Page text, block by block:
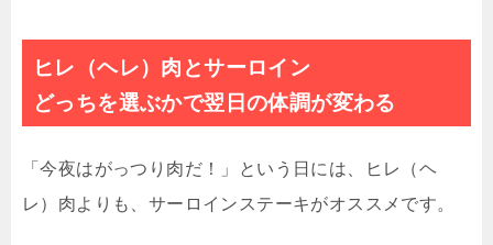
ヒレ（ヘレ）肉とサーロイン
どっちを選ぶかで翌日の体調が変わる
「今夜はがっつり肉だ！」という日には、ヒレ（ヘ
レ）肉よりも、サーロインステーキがオススメです。